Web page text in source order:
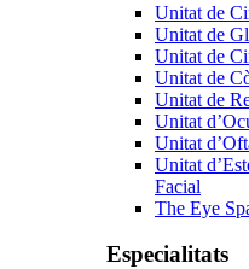
Unitat de
Unitat de
Unitat de
Unitat de
Unitat de
Unitat
Unitat
Unitat
Facial
The Eye
Especialitats